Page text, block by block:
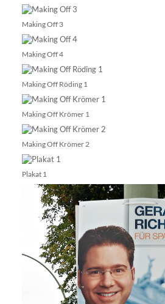
Making Off 3
Making Off 4
Making Off Röding 1
Making Off Krömer 1
Making Off Krömer 2
Plakat 1